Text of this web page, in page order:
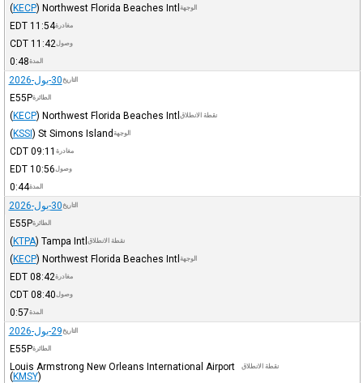
الوجهة Northwest Florida Beaches Intl
(KECP)
مغادرة11:54
EDT
وصول 11:42
CDT
المدة0:48
التاريخ30-يول-2026
الطائرةE55P
نقطة الانطلاق Northwest Florida Beaches Intl
(KECP)
الوجهة St Simons Island
(KSSI)
مغادرة 09:11
CDT
وصول 10:56
EDT
المدة0:44
التاريخ30-يول-2026
الطائرةE55P
نقطة الانطلاق Tampa Intl
(KTPA)
الوجهة Northwest Florida Beaches Intl
(KECP)
مغادرة08:42
EDT
وصول 08:40
CDT
المدة0:57
التاريخ29-يول-2026
الطائرةE55P
نقطة الانطلاق
Louis Armstrong New Orleans International Airport
(KMSY)